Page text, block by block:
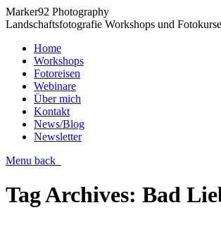
Marker92 Photography
Landschaftsfotografie Workshops und Fotokurse
Home
Workshops
Fotoreisen
Webinare
Über mich
Kontakt
News/Blog
Newsletter
Menu back
Tag Archives: Bad